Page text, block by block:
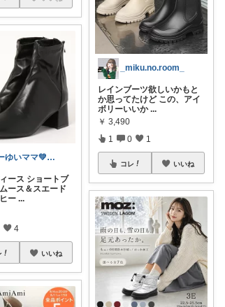
こーゆいママ💚ROOM🌈
ース ショートブ
ース＆スエード
ー ...
4
いいね
_miku.no.room_
レインブーツ欲しいかもと
か思ってたけど この、アイ
ボリーいいか ...
￥ 3,490
1 0 1
コレ いいね